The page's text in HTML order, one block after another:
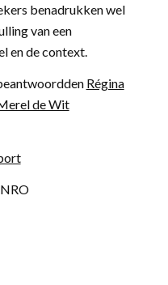
benadrukken wel
van een
en de context.
Régina
de Wit